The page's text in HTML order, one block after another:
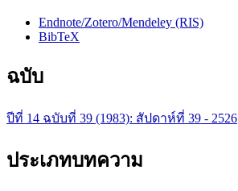
Endnote/Zotero/Mendeley (RIS)
BibTeX
ฉบับ
ปีที่ 14 ฉบับที่ 39 (1983): สัปดาห์ที่​ 39 - 2526
ประเภทบทความ